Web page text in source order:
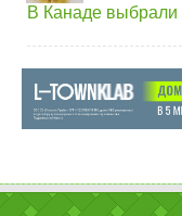
В Канаде выбрали